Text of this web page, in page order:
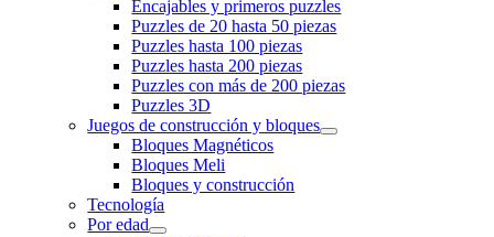
Encajables y primeros puzzles
Puzzles de 20 hasta 50 piezas
Puzzles hasta 100 piezas
Puzzles hasta 200 piezas
Puzzles con más de 200 piezas
Puzzles 3D
Juegos de construcción y bloques
Bloques Magnéticos
Bloques Meli
Bloques y construcción
Tecnología
Por edad